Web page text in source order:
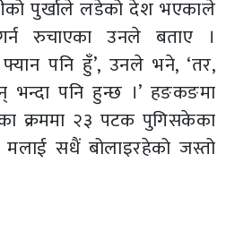
पुर्खाले लडेको देश भएकाले
गर्न रुचाएका उनले बताए ।
पनि हुँ’, उनले भने, ‘तर,
भन्दा पनि हुन्छ ।’ हङकङमा
क्रममा २३ पटक पुगिसकेका
सधैं बोलाइरहेको जस्तो